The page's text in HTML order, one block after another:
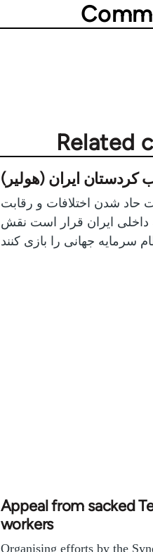
Related
ایران (هولیر)
حاد شدن اختلافات و رقابت
داخلی ایران قرار است نقش
سرمایه جهانی را بازی کنند
Appeal from sacked
workers
Organising efforts by the